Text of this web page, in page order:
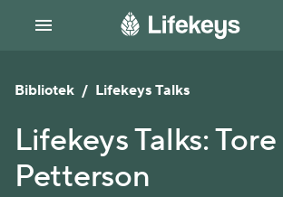
Bibliotek / Lifekeys Talks
Lifekeys Talks: Tore
Petterson